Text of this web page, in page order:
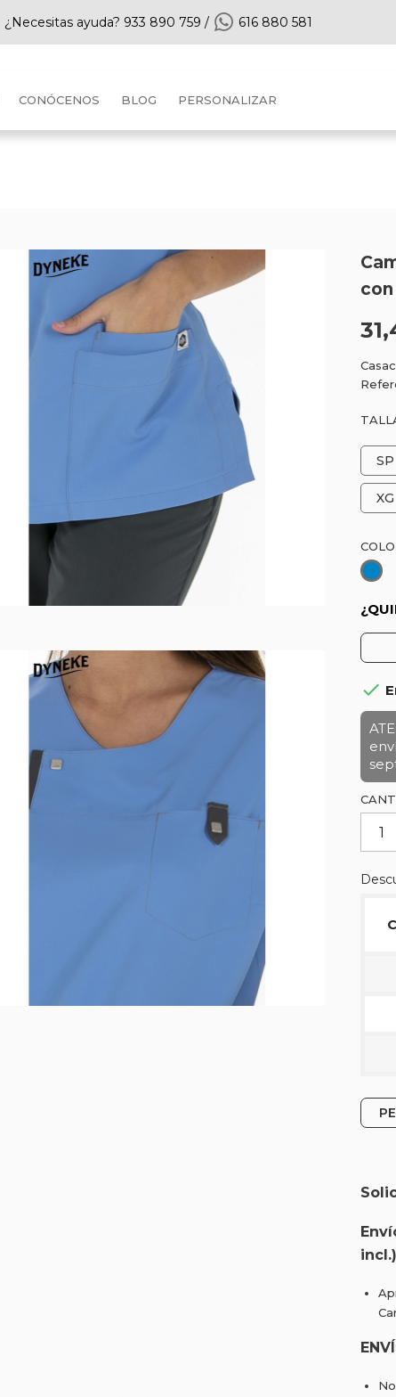
¿Necesitas ayuda? 933 890 759 / 616 880 581
CONÓCENOS BLOG PERSONALIZAR
SP
XG

incl.)